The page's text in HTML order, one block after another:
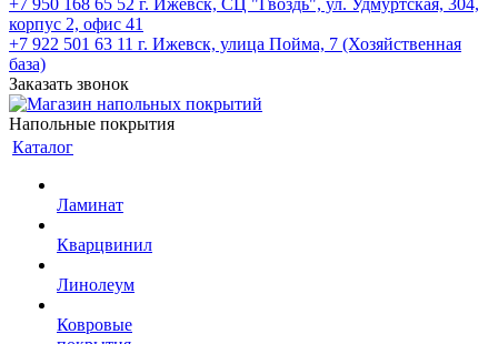
+7 950 168 65 52 г. Ижевск, СЦ "Гвоздь", ул. Удмуртская, 304,
корпус 2, офис 41
+7 922 501 63 11 г. Ижевск, улица Пойма, 7 (Хозяйственная
база)
Заказать звонок
Напольные покрытия
Каталог
Ламинат
Кварцвинил
Линолеум
Ковровые